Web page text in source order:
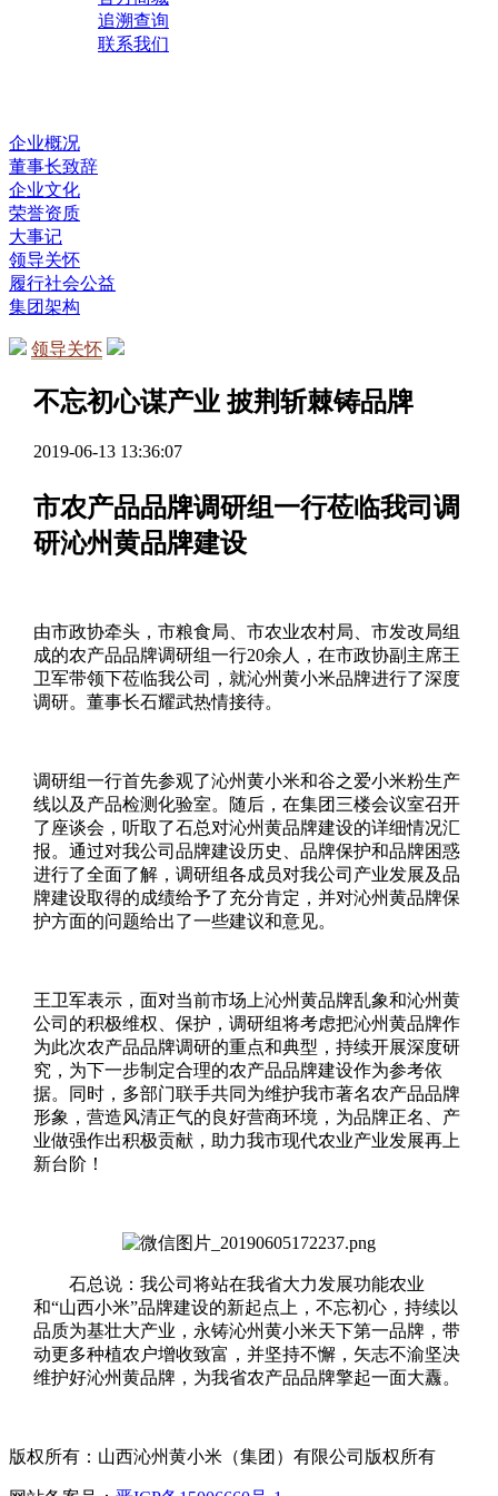
追溯查询
联系我们
企业概况
董事长致辞
企业文化
荣誉资质
大事记
领导关怀
履行社会公益
集团架构
领导关怀
不忘初心谋产业 披荆斩棘铸品牌
2019-06-13 13:36:07
市农产品品牌调研组一行莅临我司调
研沁州黄品牌建设
由市政协牵头，市粮食局、市农业农村局、市发改局组
成的农产品品牌调研组一行20余人，在市政协副主席王
卫军带领下莅临我公司，就沁州黄小米品牌进行了深度
调研。董事长石耀武热情接待。
调研组一行首先参观了沁州黄小米和谷之爱小米粉生产
线以及产品检测化验室。随后，在集团三楼会议室召开
了座谈会，听取了石总对沁州黄品牌建设的详细情况汇
报。通过对我公司品牌建设历史、品牌保护和品牌困惑
进行了全面了解，调研组各成员对我公司产业发展及品
牌建设取得的成绩给予了充分肯定，并对沁州黄品牌保
护方面的问题给出了一些建议和意见。
王卫军表示，面对当前市场上沁州黄品牌乱象和沁州黄
公司的积极维权、保护，调研组将考虑把沁州黄品牌作
为此次农产品品牌调研的重点和典型，持续开展深度研
究，为下一步制定合理的农产品品牌建设作为参考依
据。同时，多部门联手共同为维护我市著名农产品品牌
形象，营造风清正气的良好营商环境，为品牌正名、产
业做强作出积极贡献，助力我市现代农业产业发展再上
新台阶！
石总说：我公司将站在我省大力发展功能农业
和“山西小米”品牌建设的新起点上，不忘初心，持续以
品质为基壮大产业，永铸沁州黄小米天下第一品牌，带
动更多种植农户增收致富，并坚持不懈，矢志不渝坚决
维护好沁州黄品牌，为我省农产品品牌擎起一面大纛。
版权所有：山西沁州黄小米（集团）有限公司版权所有